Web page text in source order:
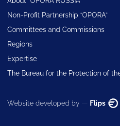
Non-Profit Partnership “OPORA”
Committees and Commissions
Regions
Expertise
The Bureau for the Protection of
Website developed by — Flips